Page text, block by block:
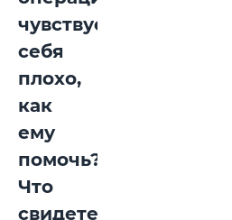
чувствует
себя
плохо,
как
ему
помочь?
Что
свидетельствует